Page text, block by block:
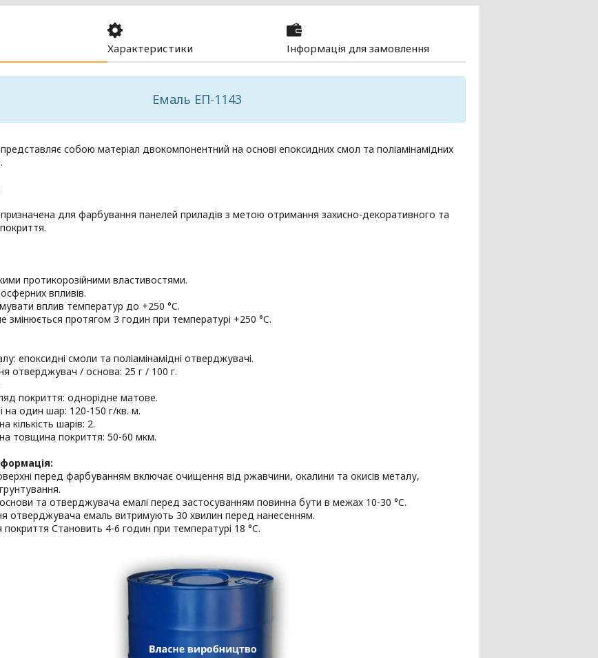
Характеристики Інформація для замовлення
Емаль ЕП-1143
собою матеріал двокомпонентний на основі епоксидних смол та поліамінамідних
для фарбування панелей приладів з метою отримання захисно-декоративного та
протикорозійними властивостями.
впливів.
вплив температур до +250 °C.
змінюється протягом 3 годин при температурі +250 °C.
епоксидні смоли та поліамінамідні отверджувачі.
отверджувач / основа: 25 г / 100 г.
покриття: однорідне матове.
на один шар: 120-150 г/кв. м.
кількість шарів: 2.
товщина покриття: 50-60 мкм.
перед фарбуванням включає очищення від ржавчини, окалини та окисів металу,
та отверджувача емалі перед застосуванням повинна бути в межах 10-30 °C.
отверджувача емаль витримують 30 хвилин перед нанесенням.
покриття Становить 4-6 годин при температурі 18 °C.